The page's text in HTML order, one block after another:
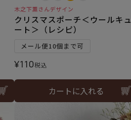
木之下薫さんデザイン
クリスマスポーチ＜ウールキュ
ート＞（レシピ）
メール便10個まで可
¥110税込
カートに入れる